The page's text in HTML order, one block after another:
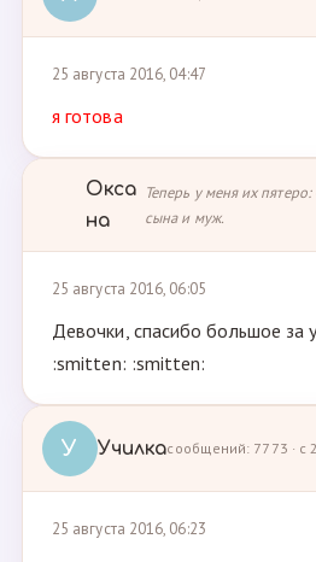
25 августа 2016, 04:47
я готова
Окса
на
Теперь у меня их пятеро:
сына и муж.
25 августа 2016, 06:05
Девочки, спасибо большое за
:smitten: :smitten:
У Училкасообщений: 7773 · с
25 августа 2016, 06:23